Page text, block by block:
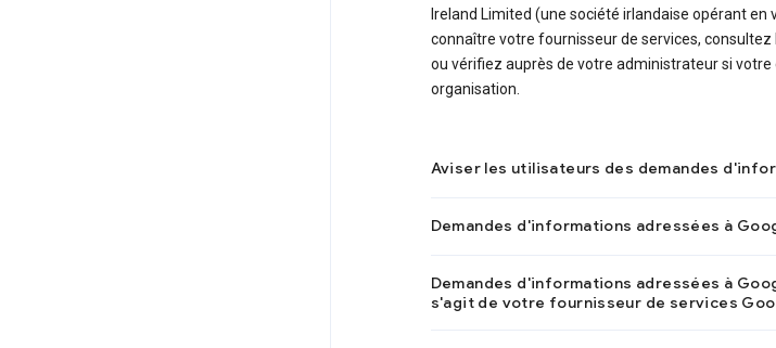
Ireland Limited (une société irlandaise opérant en
connaître votre fournisseur de services, consultez
ou vérifiez auprès de votre administrateur si
organisation.
Aviser les utilisateurs des demandes
Demandes d'informations adressées à
Demandes d'informations adressées à
s'agit de votre fournisseur de services